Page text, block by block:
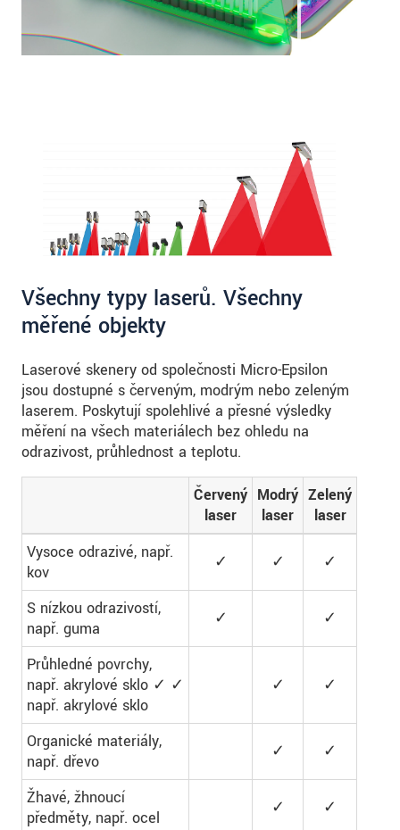
Všechny typy laserů. Všechny
měřené objekty
Laserové skenery od společnosti Micro-Epsilon
jsou dostupné s červeným, modrým nebo zeleným
laserem. Poskytují spolehlivé a přesné výsledky
měření na všech materiálech bez ohledu na
odrazivost, průhlednost a teplotu.
Červený
laser
Modrý
laser
Zelený
laser
Vysoce odrazivé, např.
kov
✓ ✓ ✓
S nízkou odrazivostí,
např. guma
✓ ✓
Průhledné povrchy,
např. akrylové sklo ✓ ✓
např. akrylové sklo
✓ ✓
Organické materiály,
např. dřevo
✓ ✓
Žhavé, žhnoucí
předměty, např. ocel
✓ ✓